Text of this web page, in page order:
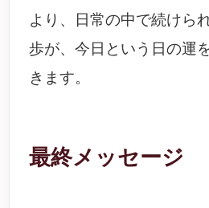
より、日常の中で続けら
歩が、今日という日の運
きます。
最終メッセージ